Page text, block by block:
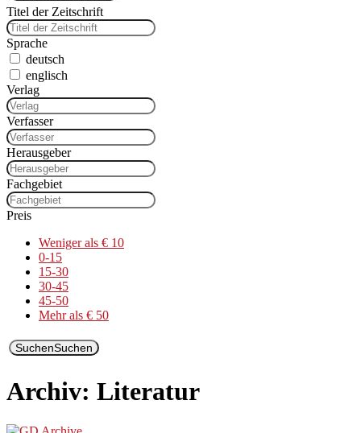
Titel der Zeitschrift
Sprache
deutsch
englisch
Verlag
Verfasser
Herausgeber
Fachgebiet
Preis
Weniger als € 10
0-15
15-30
30-45
45-50
Mehr als € 50
SuchenSuchen
Archiv: Literatur